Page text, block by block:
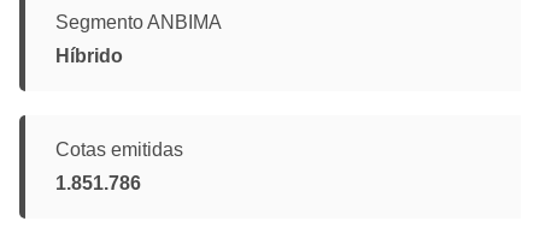
Segmento ANBIMA
Híbrido
Cotas emitidas
1.851.786